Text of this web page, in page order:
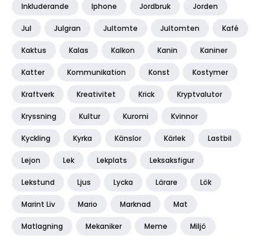
Inkluderande Iphone Jordbruk Jorden
Jul Julgran Jultomte Jultomten Kafé
Kaktus Kalas Kalkon Kanin Kaniner
Katter Kommunikation Konst Kostymer
Kraftverk Kreativitet Krick Kryptvalutor
Kryssning Kultur Kuromi Kvinnor
Kyckling Kyrka Känslor Kärlek Lastbil
Lejon Lek Lekplats Leksaksfigur
Lekstund Ljus Lycka Lärare Lök
Marint Liv Mario Marknad Mat
Matlagning Mekaniker Meme Miljö